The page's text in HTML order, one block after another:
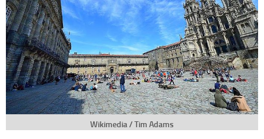
Wikimedia / Tim Adams